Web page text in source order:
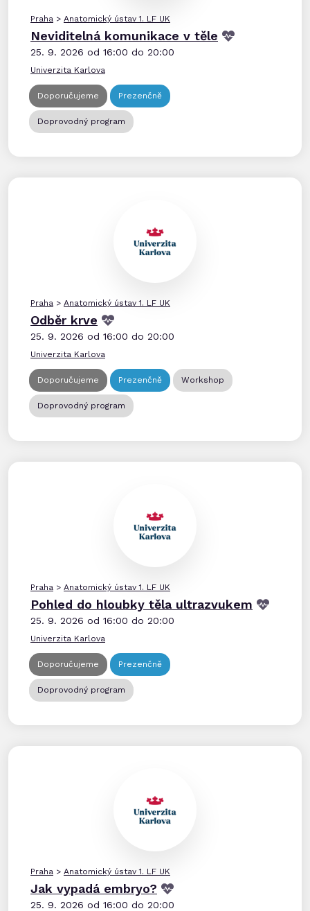
Praha > Anatomický ústav 1. LF UK
Neviditelná komunikace v těle
25. 9. 2026 od 16:00 do 20:00
Univerzita Karlova
Doporučujeme Prezenčně
Doprovodný program
Praha > Anatomický ústav 1. LF UK
Odběr krve
25. 9. 2026 od 16:00 do 20:00
Univerzita Karlova
Doporučujeme Prezenčně Workshop
Doprovodný program
Praha > Anatomický ústav 1. LF UK
Pohled do hloubky těla ultrazvukem
25. 9. 2026 od 16:00 do 20:00
Univerzita Karlova
Doporučujeme Prezenčně
Doprovodný program
Praha > Anatomický ústav 1. LF UK
Jak vypadá embryo?
25. 9. 2026 od 16:00 do 20:00